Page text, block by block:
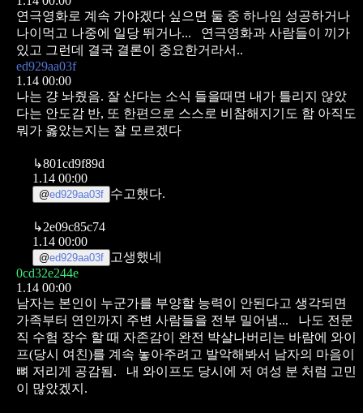
연극영화로 계속 가야겠다 싶으면 둘 중 하나임 성공하거나
나이먹고 나중에 일당 뛰거나...
연극영화과 사람들이 끼가
있고 그런데 결국 결론이 중요한거라서..
ed929aa03f
1.14 00:00
나는 걍 놔줬음. 잘 산다는 소식 들을때면 내가 틀리지 않았
다는 안도감 반, 또 한편으로 스스로 비참해지기도 함 아직도
뭐가 옳았는지는 잘 모르겠다
↳801cd9f89d
1.14 00:00
@ed929aa03f 수고했다.
↳2e09c85c74
1.14 00:00
@ed929aa03f
고생했네
0cd32e244e
1.14 00:00
남자는 본인이 누군가를 부양할 능력이 안된다고 생각되면
가족부터 연인까지 주변 사람들을 전부 밀어냄...
나도 전문
직 수험 장수 할 때 자존감이 완전 박살나버리는 바람에 와이
프(당시 여친)를 계속 놓아주려고 발악해봐서 남자의 마음이
뼈 저리게 공감됨.
내 와이프도 당시에 저 여성 분 처럼 고민
이 많았겠지.